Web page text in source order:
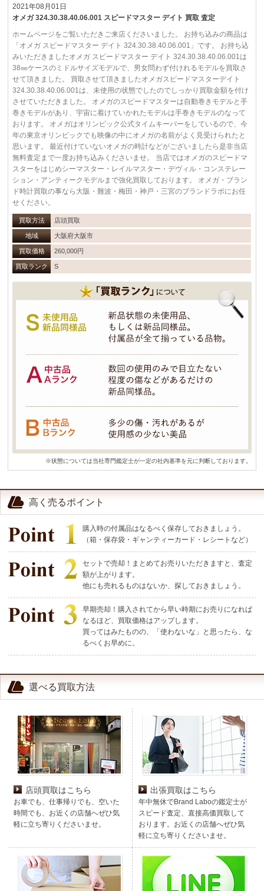
2021年08月01日
オメガ 324.30.38.40.06.001 スピードマスター デイト 買取 査定
ホームページをご覧いただきご来店くださいました。 お持ち込みの商品は
「オメガ スピードマスター デイト 324.30.38.40.06.001」です。 お持ち込
みいただきましたオメガ スピードマスター デイト 324.30.38.40.06.001は
38㎜ケースのミドルサイズモデルで、男女問わず付けれるモデルを買取さ
せて頂きました。 買取させて頂きましたオメガスピードマスターデイト
324.30.38.40.06.001は、未使用の状態でしたのでしっかり買取金額を付け
させていただきました。 オメガのスピードマスターは自動巻きモデルと手
巻きモデルがあり、宇宙に着けていかれたモデルは手巻きモデルのなって
おります。 オメガはオリンピック公式タイムキーパーをしているので、今
年の東京オリンピックでも映像の中にオメガの名前がよく見受けられたと
思います。 最近付けていないオメガの時計などがございましたら是非当店
無料査定まで一度お持ち込みくださいませ。 当店ではオメガのスピードマ
スターをはじめシーマスター・レイルマスター・デヴィル・コンステレー
ション・アンティークモデルまで強化買取しております。 オメガ・ブラン
ド時計買取の事なら大阪・難波・梅田・神戸・三宮のブランドラボにお任
せください。
買取方法 店頭買取
地域 大阪府大阪市
買取価格 260,000円
買取ランク S
※状態については当社専門鑑定士が一定の社内基準を元に判断しております。
高く売るポイント
購入時の付属品はなるべく保存しておきましょう。
（箱・保存袋・ギャンティーカード・レシートなど）
セットで売却！まとめてお売りいただきますと、査定
額が上がります。
他にも売れるものはないか、探しておきましょう。
早期売却！購入されてから早い時期にお売りになれば
なるほど、買取価格はアップします。
買ってはみたものの、「使わないな」と思ったら、な
るべくお早めに。
選べる買取方法
店頭買取はこちら
お車でも、仕事帰りでも、空いた
時間でも、お近くの店舗へぜひ気
軽に立ち寄りくださいませ。
出張買取はこちら
年中無休でBrand Laboの鑑定士が
スピード査定、直接高価買取して
おります。お近くの店舗へぜひ気
軽に立ち寄りくださいませ。